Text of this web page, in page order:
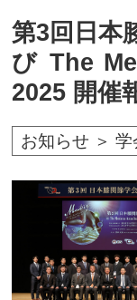
第3回日本
び The
2025 開催
お知らせ ＞ 学